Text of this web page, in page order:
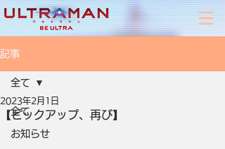
記事
全て
お知らせ
全て
【ピックアップ、再び】
2023年2月1日